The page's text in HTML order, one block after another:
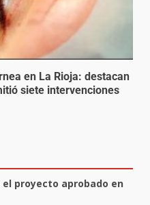
en La Rioja: destacan
siete intervenciones
el proyecto aprobado en